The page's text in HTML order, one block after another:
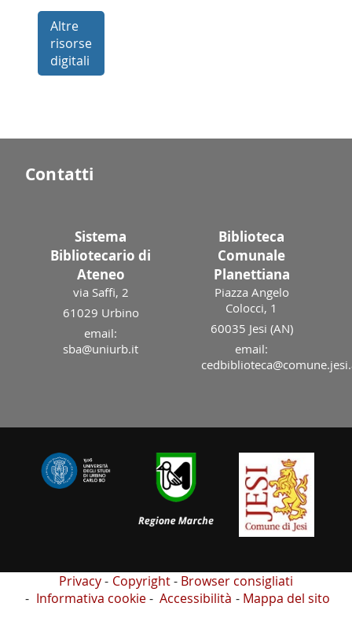
Altre
risorse
digitali
Contatti
Sistema
Bibliotecario di
Ateneo
via Saffi, 2
61029 Urbino
email:
sba@uniurb.it
Biblioteca
Comunale
Planettiana
Piazza Angelo
Colocci, 1
60035 Jesi (AN)
email:
Privacy Copyright
Browser consigliati
Informativa cookie
Accessibilità Mappa del sito